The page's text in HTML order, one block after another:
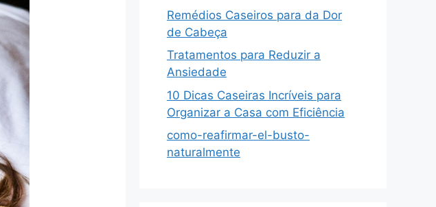
Remédios Caseiros para da Dor
de Cabeça
Tratamentos para Reduzir a
Ansiedade
10 Dicas Caseiras Incríveis para
Organizar a Casa com Eficiência
como-reafirmar-el-busto-
naturalmente